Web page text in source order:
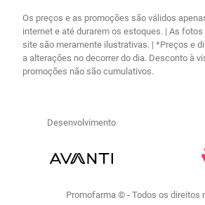
Os preços e as promoções são válidos
internet e até durarem os estoques. | As
site são meramente ilustrativas. | *Preços e
a alterações no decorrer do dia. Desconto à
promoções não são cumulativos.
Desenvolvimento
Promofarma © - Todos os direitos